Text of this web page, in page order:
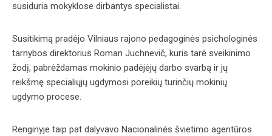
susiduria mokyklose dirbantys specialistai.
Susitikimą pradėjo Vilniaus rajono pedagoginės psichologinės
tarnybos direktorius Roman Juchnevič, kuris tarė sveikinimo
žodį, pabrėždamas mokinio padėjėjų darbo svarbą ir jų
reikšmę specialiųjų ugdymosi poreikių turinčių mokinių
ugdymo procese.
Renginyje taip pat dalyvavo Nacionalinės švietimo agentūros